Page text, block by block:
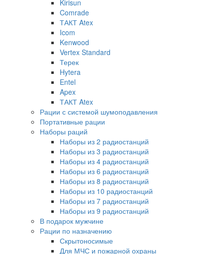
Kirisun
Comrade
ТАКТ Atex
Icom
Kenwood
Vertex Standard
Терек
Hytera
Entel
Apex
ТАКТ Atex
Рации с системой шумоподавления
Портативные рации
Наборы раций
Наборы из 2 радиостанций
Наборы из 3 радиостанций
Наборы из 4 радиостанций
Наборы из 6 радиостанций
Наборы из 8 радиостанций
Наборы из 10 радиостанций
Наборы из 7 радиостанций
Наборы из 9 радиостанций
В подарок мужчине
Рации по назначению
Скрытоносимые
Для МЧС и пожарной охраны